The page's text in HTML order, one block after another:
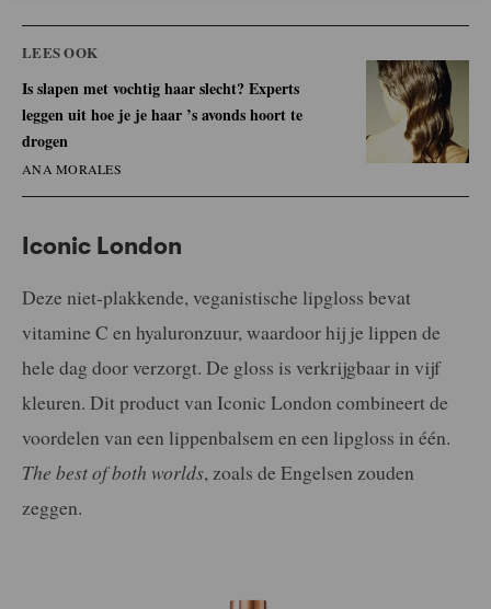
LEES OOK
Is slapen met vochtig haar slecht? Experts
leggen uit hoe je je haar ’s avonds hoort te
drogen
ANA MORALES
Iconic London
Deze niet-plakkende, veganistische lipgloss bevat
vitamine C en hyaluronzuur, waardoor hij je lippen de
hele dag door verzorgt. De gloss is verkrijgbaar in vijf
kleuren. Dit product van Iconic London combineert de
voordelen van een lippenbalsem en een lipgloss in één.
The best of both worlds, zoals de Engelsen zouden
zeggen.